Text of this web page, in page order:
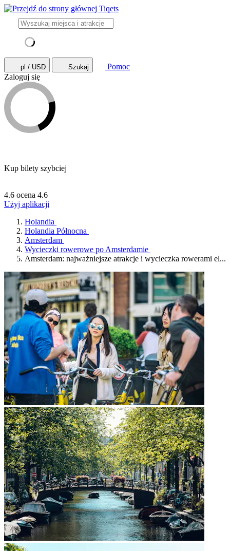
pl / USD Szukaj
Pomoc
Zaloguj się
Kup bilety szybciej
4.6 ocena 4.6
Użyj aplikacji
Holandia
Holandia Północna
Amsterdam
Wycieczki rowerowe po Amsterdamie
Amsterdam: najważniejsze atrakcje i wycieczka rowerami el...